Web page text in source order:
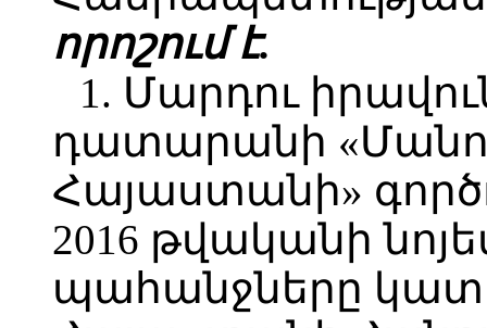
որոշում է.
1. Մարդու
դատարանի
Հայաստանի»
2016 թվականի
պահանջները